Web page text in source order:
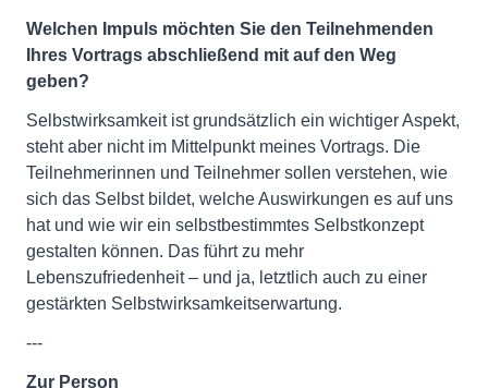
Welchen Impuls möchten Sie den Teilnehmenden
Ihres Vortrags abschließend mit auf den Weg
geben?
Selbstwirksamkeit ist grundsätzlich ein wichtiger Aspekt,
steht aber nicht im Mittelpunkt meines Vortrags. Die
Teilnehmerinnen und Teilnehmer sollen verstehen, wie
sich das Selbst bildet, welche Auswirkungen es auf uns
hat und wie wir ein selbstbestimmtes Selbstkonzept
gestalten können. Das führt zu mehr
Lebenszufriedenheit – und ja, letztlich auch zu einer
gestärkten Selbstwirksamkeitserwartung.
---
Zur Person